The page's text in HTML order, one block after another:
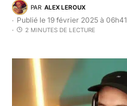
PAR ALEX LEROUX
Publié le 19 février 2025 à 06h41
2 MINUTES DE LECTURE